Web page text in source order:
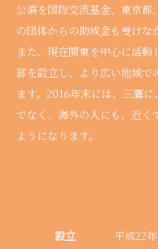
公演を国際交流基金、東京都
の団体からの助成金も受けな
また、現在関東を中心に活
部を設立し、より広い地域で
ます。2016年末には、三鷹
でなく、海外の人にも、近く
ようになります。
設立 平成22